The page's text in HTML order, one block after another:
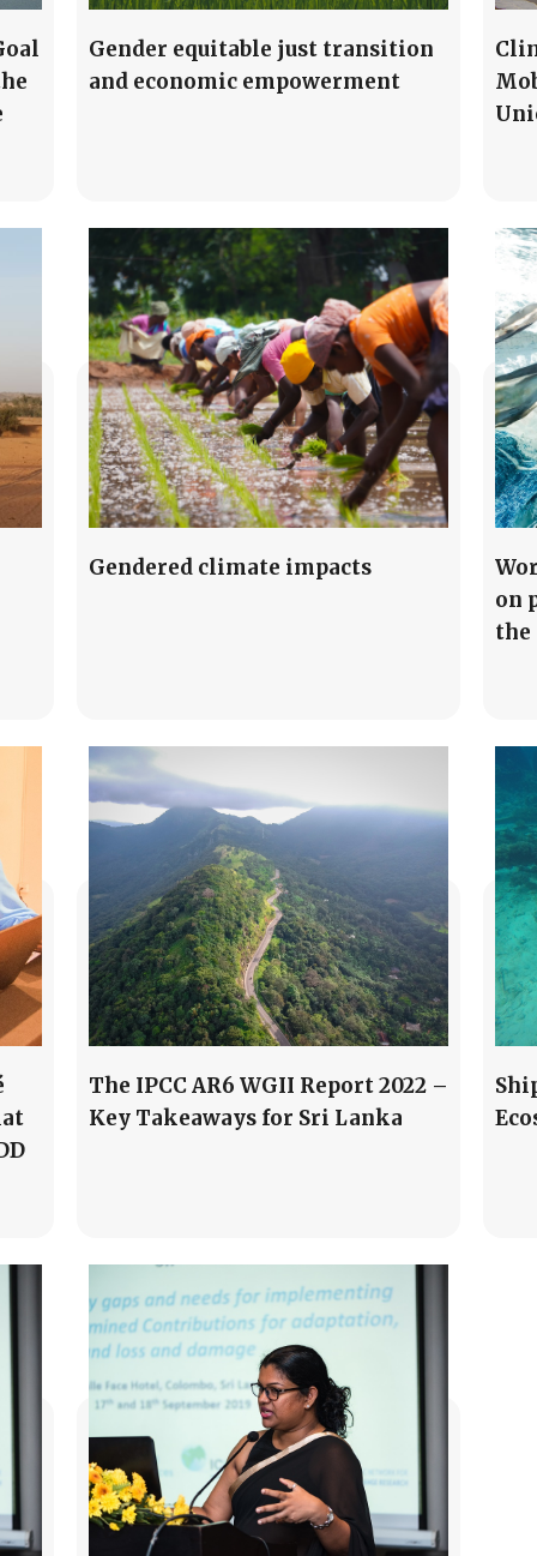
Gender equitable just transition
and economic empowerment
Gendered climate impacts
on
the
The IPCC AR6 WGII Report 2022 –
Key Takeaways for Sri Lanka